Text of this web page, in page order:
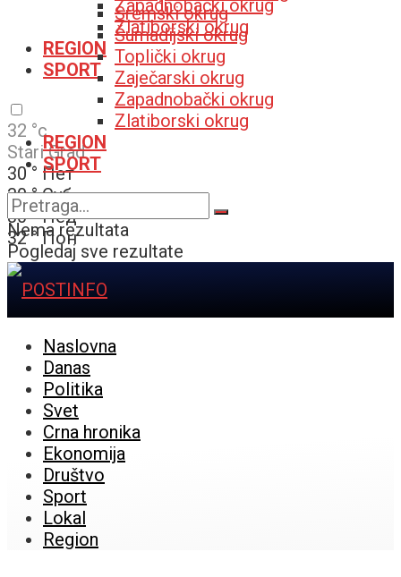
Zapadnobački okrug
Zlatiborski okrug
REGION
SPORT
32 °c
Stari Grad
30 ° Пет
30 ° Суб
30 ° Нед
32 ° Пон
Sremski okrug
Šumadijski okrug
Toplički okrug
Zaječarski okrug
Zapadnobački okrug
Zlatiborski okrug
REGION
SPORT
Nema rezultata
Pogledaj sve rezultate
Naslovna
Danas
Politika
Svet
Crna hronika
Ekonomija
Društvo
Sport
Lokal
Region